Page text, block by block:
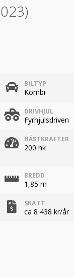
BILTYP
Kombi
DRIVHJUL
Fyrhjulsdriven
HÄSTKRAFTER
200 hk
BREDD
1,85 m
SKATT
ca 8 438 kr/år